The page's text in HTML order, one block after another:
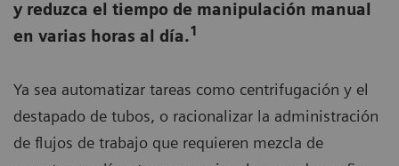
y reduzca el tiempo de manipulación manual
en varias horas al día.1
Ya sea automatizar tareas como centrifugación y el
destapado de tubos, o racionalizar la administración
de flujos de trabajo que requieren mezcla de